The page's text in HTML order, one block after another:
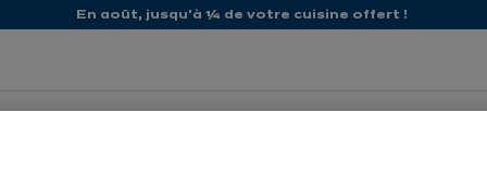
En août, jusqu'à ¼ de votre cuisine offert !